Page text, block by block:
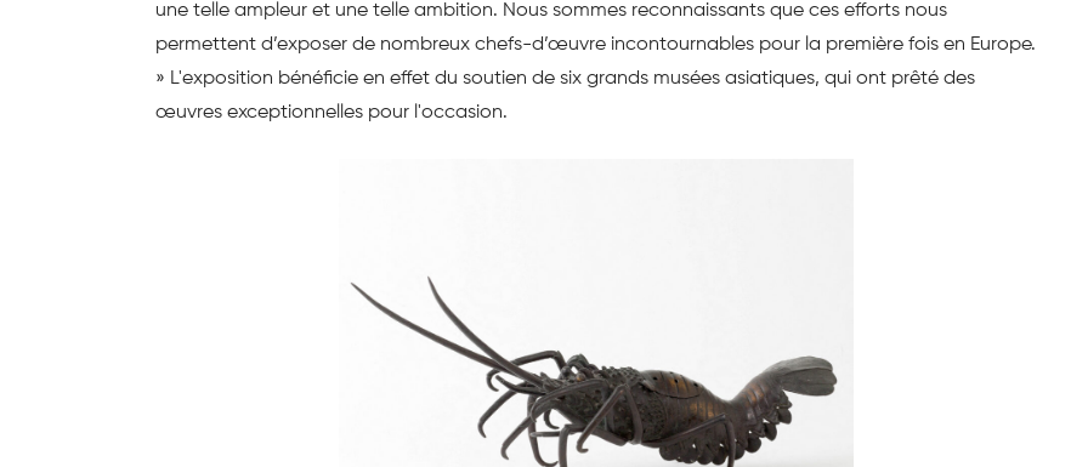
une telle ampleur et une telle ambition. Nous sommes reconnaissants que ces efforts nous
permettent d’exposer de nombreux chefs-d’œuvre incontournables pour la première fois en Europe.
» L'exposition bénéficie en effet du soutien de six grands musées asiatiques, qui ont prêté des
œuvres exceptionnelles pour l'occasion.